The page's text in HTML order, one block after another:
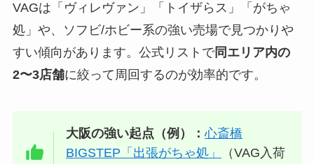
VAGは「ヴィレヴァン」「トイザらス」「がちゃ
処」や、ソフビ/ホビー系の強い売場で見つかりや
すい傾向があります。公式リストで同エリア内の
2〜3店舗に絞って周回するのが効率的です。
大阪の強い起点（例）：心斎橋
BIGSTEP「出張がちゃ処」
（VAG入荷